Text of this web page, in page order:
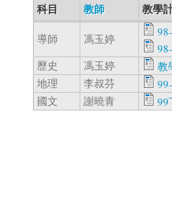
科目 教師 教學
導師 馮玉婷
歷史
馮玉婷
教
地理
李叔芬
國文
謝曉青 99